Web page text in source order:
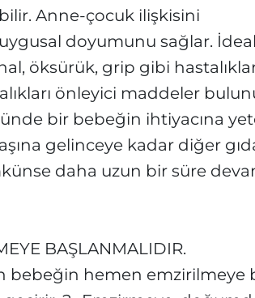
Anne-çocuk ilişkisini
doyumunu sağlar.
öksürük, grip gibi
önleyici maddeler
bir bebeğin ihtiyacına
gelinceye kadar diğer
daha uzun bir süre
BAŞLANMALIDIR.
bebeğin hemen emzirilmeye